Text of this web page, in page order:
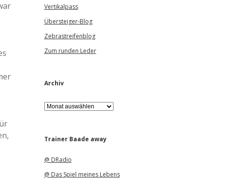
Vertikalpass
Übersteiger-Blog
Zebrastreifenblog
Zum runden Leder
Archiv
A
r
iTrainer Baade away
@ DRadio
@ Das Spiel meines Lebens